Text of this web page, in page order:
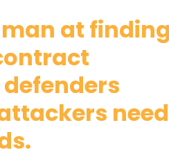
at finding
need